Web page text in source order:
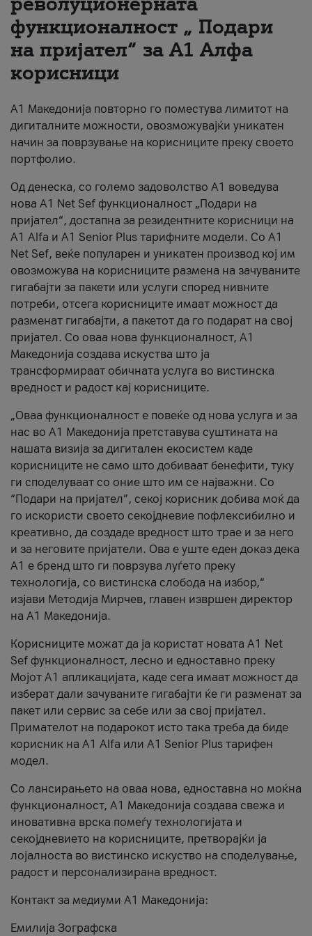
За нас
#ПодобарОнлајн
функционалност „ Подари
на пријател“ за А1 Алфа
корисници
А1 Македонија повторно го поместува лимитот на
дигиталните можности, овозможувајќи уникатен
начин за поврзување на корисниците преку своето
портфолио.
Од денеска, со големо задоволство А1 воведува
нова A1 Net Sef функционалност „Подари на
пријател“, достапна за резидентните корисници на
А1 Alfa и A1 Senior Plus тарифните модели. Со A1
Net Sef, веќе популарен и уникатен производ кој им
овозможува на корисниците размена на зачуваните
гигабајти за пакети или услуги според нивните
потреби, отсега корисниците имаат можност да
разменат гигабајти, а пакетот да го подарат на свој
пријател. Со оваа нова функционалност, А1
Македонија создава искуства што ја
трансформираат обичната услуга во вистинска
вредност и радост кај корисниците.
„Оваа функционалност е повеќе од нова услуга и за
нас во А1 Македонија претставува суштината на
нашата визија за дигитален екосистем каде
корисниците не само што добиваат бенефити, туку
ги споделуваат со оние што им се најважни. Со
“Подари на пријател”, секој корисник добива моќ да
го искористи своето секојдневие пофлексибилно и
креативно, да создаде вредност што трае и за него
и за неговите пријатели. Ова е уште еден доказ дека
А1 е бренд што ги поврзува луѓето преку
технологија, со вистинска слобода на избор,“
изјави Методија Мирчев, главен извршен директор
на А1 Македонија.
Корисниците можат да ја користат новата А1 Net
Sef функционалност, лесно и едноставно преку
Мојот А1 апликацијата, каде сега имаат можност да
изберат дали зачуваните гигабајти ќе ги разменат за
пакет или сервис за себе или за свој пријател.
Примателот на подарокот исто така треба да биде
корисник на А1 Alfa или A1 Senior Plus тарифен
модел.
Со лансирањето на оваа нова, едноставна но моќна
функционалност, А1 Македонија создава свежа и
иновативна врска помеѓу технологијата и
секојдневието на корисниците, претворајќи ја
лојалноста во вистинско искуство на споделување,
радост и персонализирана вредност.
Контакт за медиуми А1 Македонија:
Емилија Зографска